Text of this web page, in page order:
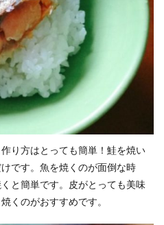
り方はとっても簡単！ 鮭を焼い
です。 魚を焼くのが面倒な時
と簡単です。皮がとっても美味
くのがおすすめです。